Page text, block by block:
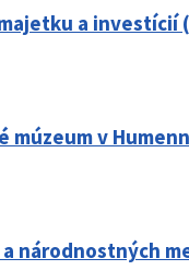
a investícií
múzeum v
národnostných